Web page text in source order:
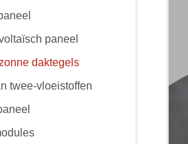
paneel
daktegels
twee-vloeistoffen